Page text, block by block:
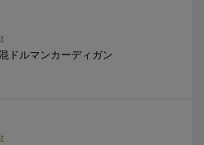
ドルマンカーディガン